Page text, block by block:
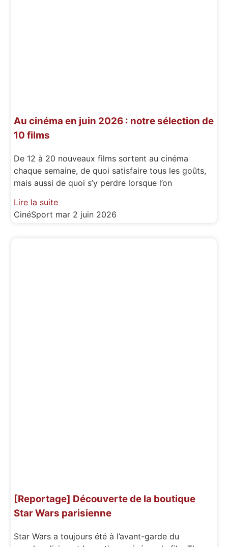
Au cinéma en juin 2026 : notre sélection de
10 films
De 12 à 20 nouveaux films sortent au cinéma
chaque semaine, de quoi satisfaire tous les goûts,
mais aussi de quoi s’y perdre lorsque l’on
Lire la suite
CinéSport mar 2 juin 2026
[Reportage] Découverte de la boutique
Star Wars parisienne
Star Wars a toujours été à l’avant-garde du